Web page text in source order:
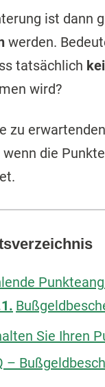
ist dann
werden.
tatsächlich
wird?
zu
wenn die
Sie Ihren
–